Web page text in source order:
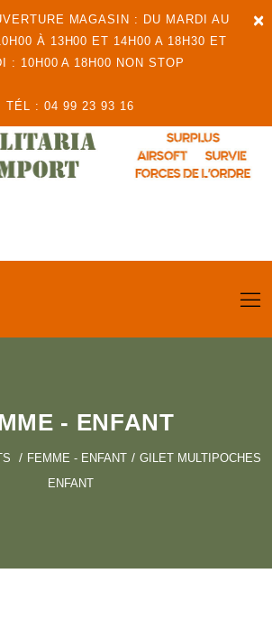
×
MAGASIN : DU MARDI AU
À 13H00 ET 14H00 A 18H30 ET
: 10H00 A 18H00 NON STOP
TÉL : 04 99 23 93 16
- ENFANT
FEMME - ENFANT
GILET MULTIPOCHES
ENFANT